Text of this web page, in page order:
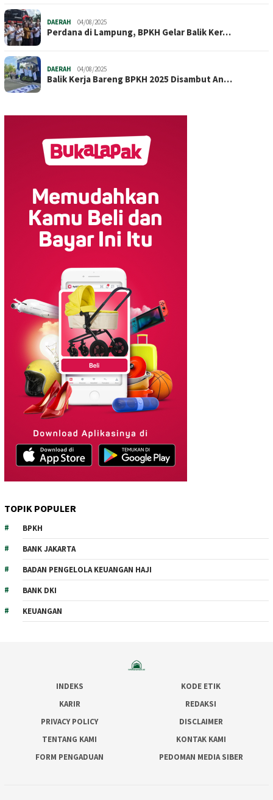
DAERAH 04/08/2025
Perdana di Lampung, BPKH Gelar Balik Ker…
DAERAH 04/08/2025
Balik Kerja Bareng BPKH 2025 Disambut An…
TOPIK POPULER
BPKH
BANK JAKARTA
BADAN PENGELOLA KEUANGAN HAJI
BANK DKI
KEUANGAN
INDEKS
KODE ETIK
KARIR
REDAKSI
PRIVACY POLICY
DISCLAIMER
TENTANG KAMI
KONTAK KAMI
FORM PENGADUAN
PEDOMAN MEDIA SIBER